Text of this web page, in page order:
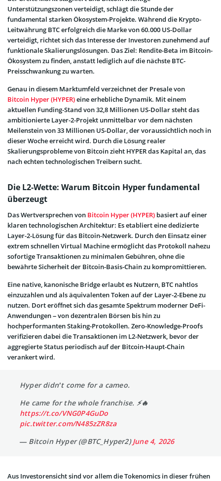
Unterstützungszonen verteidigt, schlägt die Stunde der
fundamental starken Ökosystem-Projekte. Während die Krypto-
Leitwährung BTC erfolgreich die Marke von 60.000 US-Dollar
verteidigt, richtet sich das Interesse der Investoren zunehmend auf
funktionale Skalierungslösungen. Das Ziel: Rendite-Beta im Bitcoin-
Ökosystem zu finden, anstatt lediglich auf die nächste BTC-
Preisschwankung zu warten.
Genau in diesem Marktumfeld verzeichnet der Presale von
Bitcoin Hyper (HYPER)eine erhebliche Dynamik. Mit einem
aktuellen Funding-Stand von 32,8 Millionen US-Dollar steht das
ambitionierte Layer-2-Projekt unmittelbar vor dem nächsten
Meilenstein von 33 Millionen US-Dollar, der voraussichtlich noch in
dieser Woche erreicht wird. Durch die Lösung realer
Skalierungsprobleme von Bitcoin zieht HYPER das Kapital an, das
nach echten technologischen Treibern sucht.
Die L2-Wette: Warum Bitcoin Hyper fundamental
überzeugt
Das Wertversprechen von Bitcoin Hyper (HYPER) basiert auf einer
klaren technologischen Architektur: Es etabliert eine dedizierte
Layer-2-Lösung für das Bitcoin-Netzwerk. Durch den Einsatz einer
extrem schnellen Virtual Machine ermöglicht das Protokoll nahezu
sofortige Transaktionen zu minimalen Gebühren, ohne die
bewährte Sicherheit der Bitcoin-Basis-Chain zu kompromittieren.
Eine native, kanonische Bridge erlaubt es Nutzern, BTC nahtlos
einzuzahlen und als äquivalenten Token auf der Layer-2-Ebene zu
nutzen. Dort eröffnet sich das gesamte Spektrum moderner DeFi-
Anwendungen – von dezentralen Börsen bis hin zu
hochperformanten Staking-Protokollen. Zero-Knowledge-Proofs
verifizieren dabei die Transaktionen im L2-Netzwerk, bevor der
aggregierte Status periodisch auf der Bitcoin-Haupt-Chain
verankert wird.
Hyper didn’t come for a cameo.
He came for the whole franchise. ⚡️🔥
https://t.co/VNG0P4GuDo
pic.twitter.com/N485zZR8za
— Bitcoin Hyper (@BTC_Hyper2)June 4, 2026
Aus Investorensicht sind vor allem die Tokenomics in dieser frühen